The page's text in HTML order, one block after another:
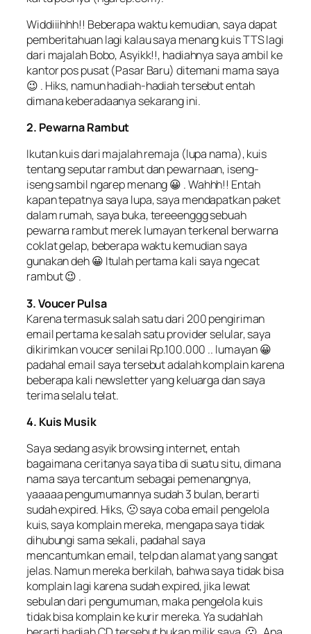
Widdiiihhh!! Beberapa waktu kemudian, saya dapat
pemberitahuan lagi kalau saya menang kuis TTS lagi
dari majalah Bobo, Asyikk!!, hadiahnya saya ambil ke
kantor pos pusat (Pasar Baru) ditemani mama saya
😉 . Hiks, namun hadiah-hadiah tersebut entah
dimana keberadaanya sekarang ini.
2. Pewarna Rambut
Ikutan kuis dari majalah remaja (lupa nama), kuis
tentang seputar rambut dan pewarnaan, iseng-
iseng sambil ngarep menang 😀 . Wahhh!! Entah
kapan tepatnya saya lupa, saya mendapatkan paket
dalam rumah, saya buka, tereeenggg sebuah
pewarna rambut merek lumayan terkenal berwarna
coklat gelap, beberapa waktu kemudian saya
gunakan deh 😀 Itulah pertama kali saya ngecat
rambut 😉 .
3. Voucer Pulsa
Karena termasuk salah satu dari 200 pengiriman
email pertama ke salah satu provider selular, saya
dikirimkan voucer senilai Rp.100.000 .. lumayan 😀
padahal email saya tersebut adalah komplain karena
beberapa kali newsletter yang keluarga dan saya
terima selalu telat.
4. Kuis Musik
Saya sedang asyik browsing internet, entah
bagaimana ceritanya saya tiba di suatu situ, dimana
nama saya tercantum sebagai pemenangnya,
yaaaaa pengumumannya sudah 3 bulan, berarti
sudah expired. Hiks, 🙁 saya coba email pengelola
kuis, saya komplain mereka, mengapa saya tidak
dihubungi sama sekali, padahal saya
mencantumkan email, telp dan alamat yang sangat
jelas. Namun mereka berkilah, bahwa saya tidak bisa
komplain lagi karena sudah expired, jika lewat
sebulan dari pengumuman, maka pengelola kuis
tidak bisa komplain ke kurir mereka. Ya sudahlah